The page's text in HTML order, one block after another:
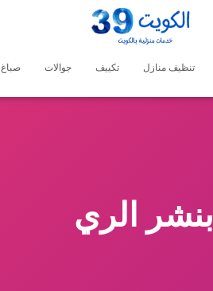
تنظيف منازل تكييف جوالات صباغ
بنشر الري